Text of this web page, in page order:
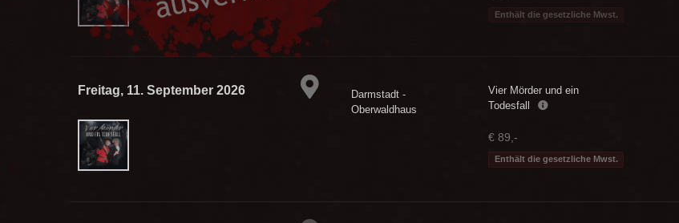
Enthält die gesetzliche Mwst.
Freitag, 11. September 2026
Darmstadt -
Oberwaldhaus
Vier Mörder und ein
Todesfall
€ 89,-
Enthält die gesetzliche Mwst.